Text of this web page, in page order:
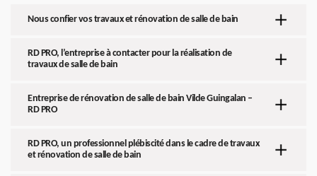
Nous confier vos travaux et rénovation de salle de bain
RD PRO, l’entreprise à contacter pour la réalisation de
travaux de salle de bain
Entreprise de rénovation de salle de bain Vilde Guingalan –
RD PRO
RD PRO, un professionnel plébiscité dans le cadre de travaux
et rénovation de salle de bain